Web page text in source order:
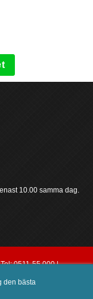
den bästa
10.00 samma dag.
0511-55 000 |